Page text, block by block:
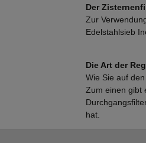
Der
Zur
Edelstahlsieb
Die Art der
Wie Sie auf
Zum einen gibt
hat.